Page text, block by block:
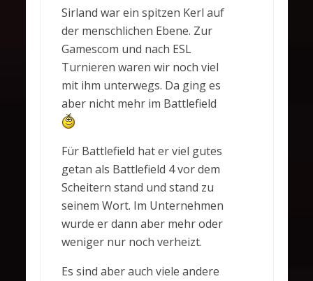
Sirland war ein spitzen Kerl auf
der menschlichen Ebene. Zur
Gamescom und nach ESL
Turnieren waren wir noch viel
mit ihm unterwegs. Da ging es
aber nicht mehr im Battlefield
Für Battlefield hat er viel gutes
getan als Battlefield 4 vor dem
Scheitern stand und stand zu
seinem Wort. Im Unternehmen
wurde er dann aber mehr oder
weniger nur noch verheizt.
Es sind aber auch viele andere